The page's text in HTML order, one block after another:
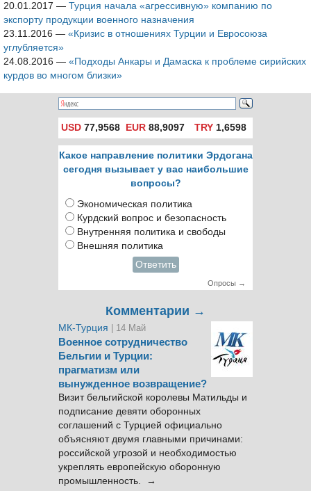
20.01.2017 — Турция начала «агрессивную» компанию по
экспорту продукции военного назначения
23.11.2016 — «Кризис в отношениях Турции и Евросоюза
углубляется»
24.08.2016 — «Подходы Анкары и Дамаска к проблеме сирийских
курдов во многом близки»
USD 77,9568 EUR 88,9097 TRY1,6598
Какое направление политики Эрдогана
сегодня вызывает у вас наибольшие
вопросы?
Экономическая политика
Курдский вопрос и безопасность
Внутренняя политика и свободы
Внешняя политика
Ответить
Опросы →
Комментарии →
МК-Турция | 14 Май
Военное сотрудничество
Бельгии и Турции:
прагматизм или
вынужденное возвращение?
Визит бельгийской королевы Матильды и
подписание девяти оборонных
соглашений с Турцией официально
объясняют двумя главными причинами:
российской угрозой и необходимостью
укреплять европейскую оборонную
промышленность. →